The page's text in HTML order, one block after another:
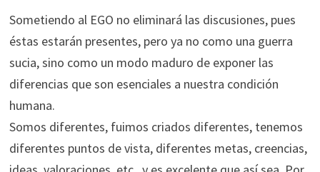
Sometiendo al EGO no eliminará las discusiones, pues
éstas estarán presentes, pero ya no como una guerra
sucia, sino como un modo maduro de exponer las
diferencias que son esenciales a nuestra condición
humana.
Somos diferentes, fuimos criados diferentes, tenemos
diferentes puntos de vista, diferentes metas, creencias,